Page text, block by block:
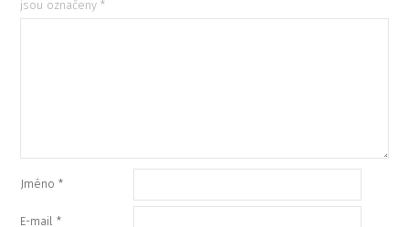
jsou označeny*
Jméno*
E-mail*